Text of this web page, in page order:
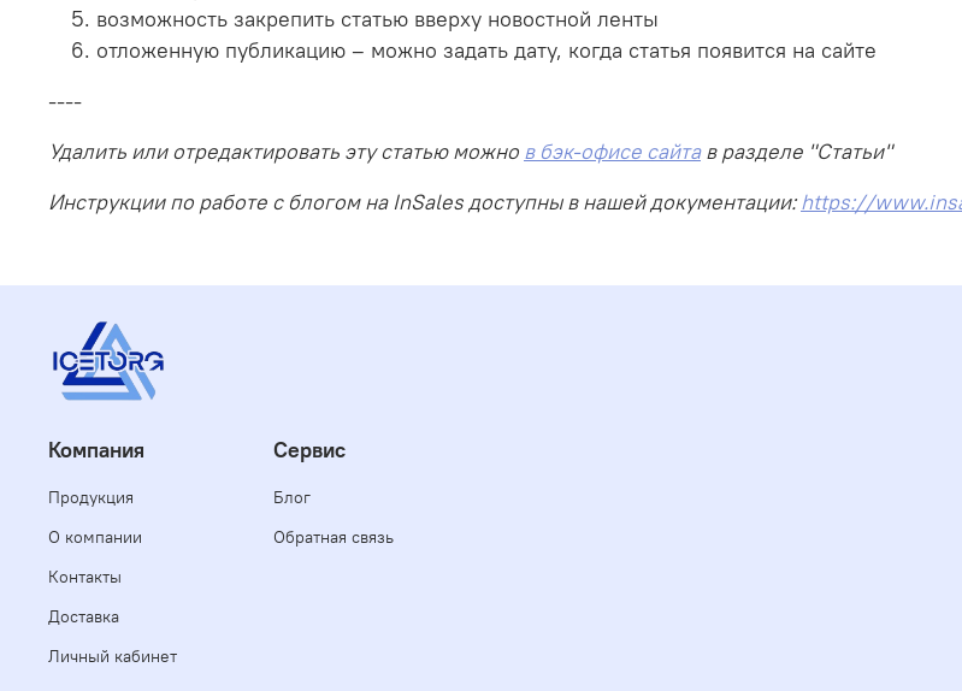
возможность закрепить статью вверху новостной ленты
отложенную публикацию – можно задать дату, когда статья появится на сайте
----
Удалить или отредактировать эту статью можно в бэк-офисе сайтав разделе "Статьи"
Инструкции по работе с блогом на InSales доступны в нашей документации:https://
Компания
Продукция
О компании
Контакты
Доставка
Личный кабинет
Сервис
Блог
Обратная связь